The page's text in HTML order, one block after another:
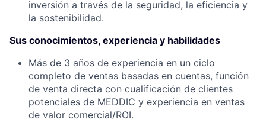
inversión a través de la seguridad, la eficiencia y
la sostenibilidad.
Sus conocimientos, experiencia y habilidades
Más de 3 años de experiencia en un ciclo
completo de ventas basadas en cuentas, función
de venta directa con cualificación de clientes
potenciales de MEDDIC y experiencia en ventas
de valor comercial/ROI.